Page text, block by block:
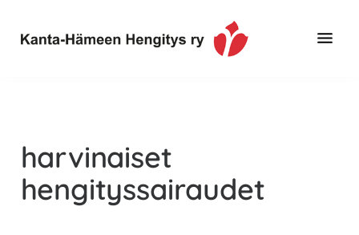
pääsisältöön
alatunnisteeseen
Hengitys
ry
erityisesti
jos
sinua
koskettaa
harvinaiset
hengityssairaudet